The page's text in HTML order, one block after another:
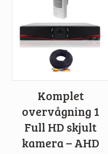
Komplet
overvågning 1
Full HD skjult
kamera – AHD